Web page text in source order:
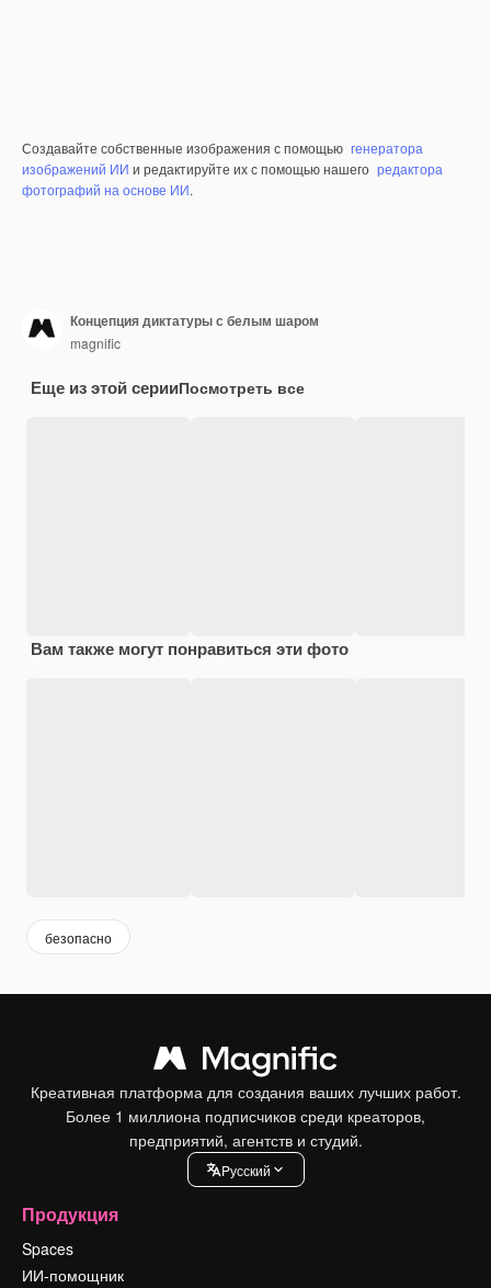
Создавайте собственные изображения с помощью генератора
изображений ИИ и редактируйте их с помощью нашего редактора
фотографий на основе ИИ.
Концепция диктатуры с белым шаром
magnific
Еще из этой серииПосмотреть все
Вам также могут понравиться эти фото
безопасно
Креативная платформа для создания ваших лучших работ.
Более 1 миллиона подписчиков среди креаторов,
предприятий, агентств и студий.
Pусский
Продукция
Spaces
ИИ-помощник